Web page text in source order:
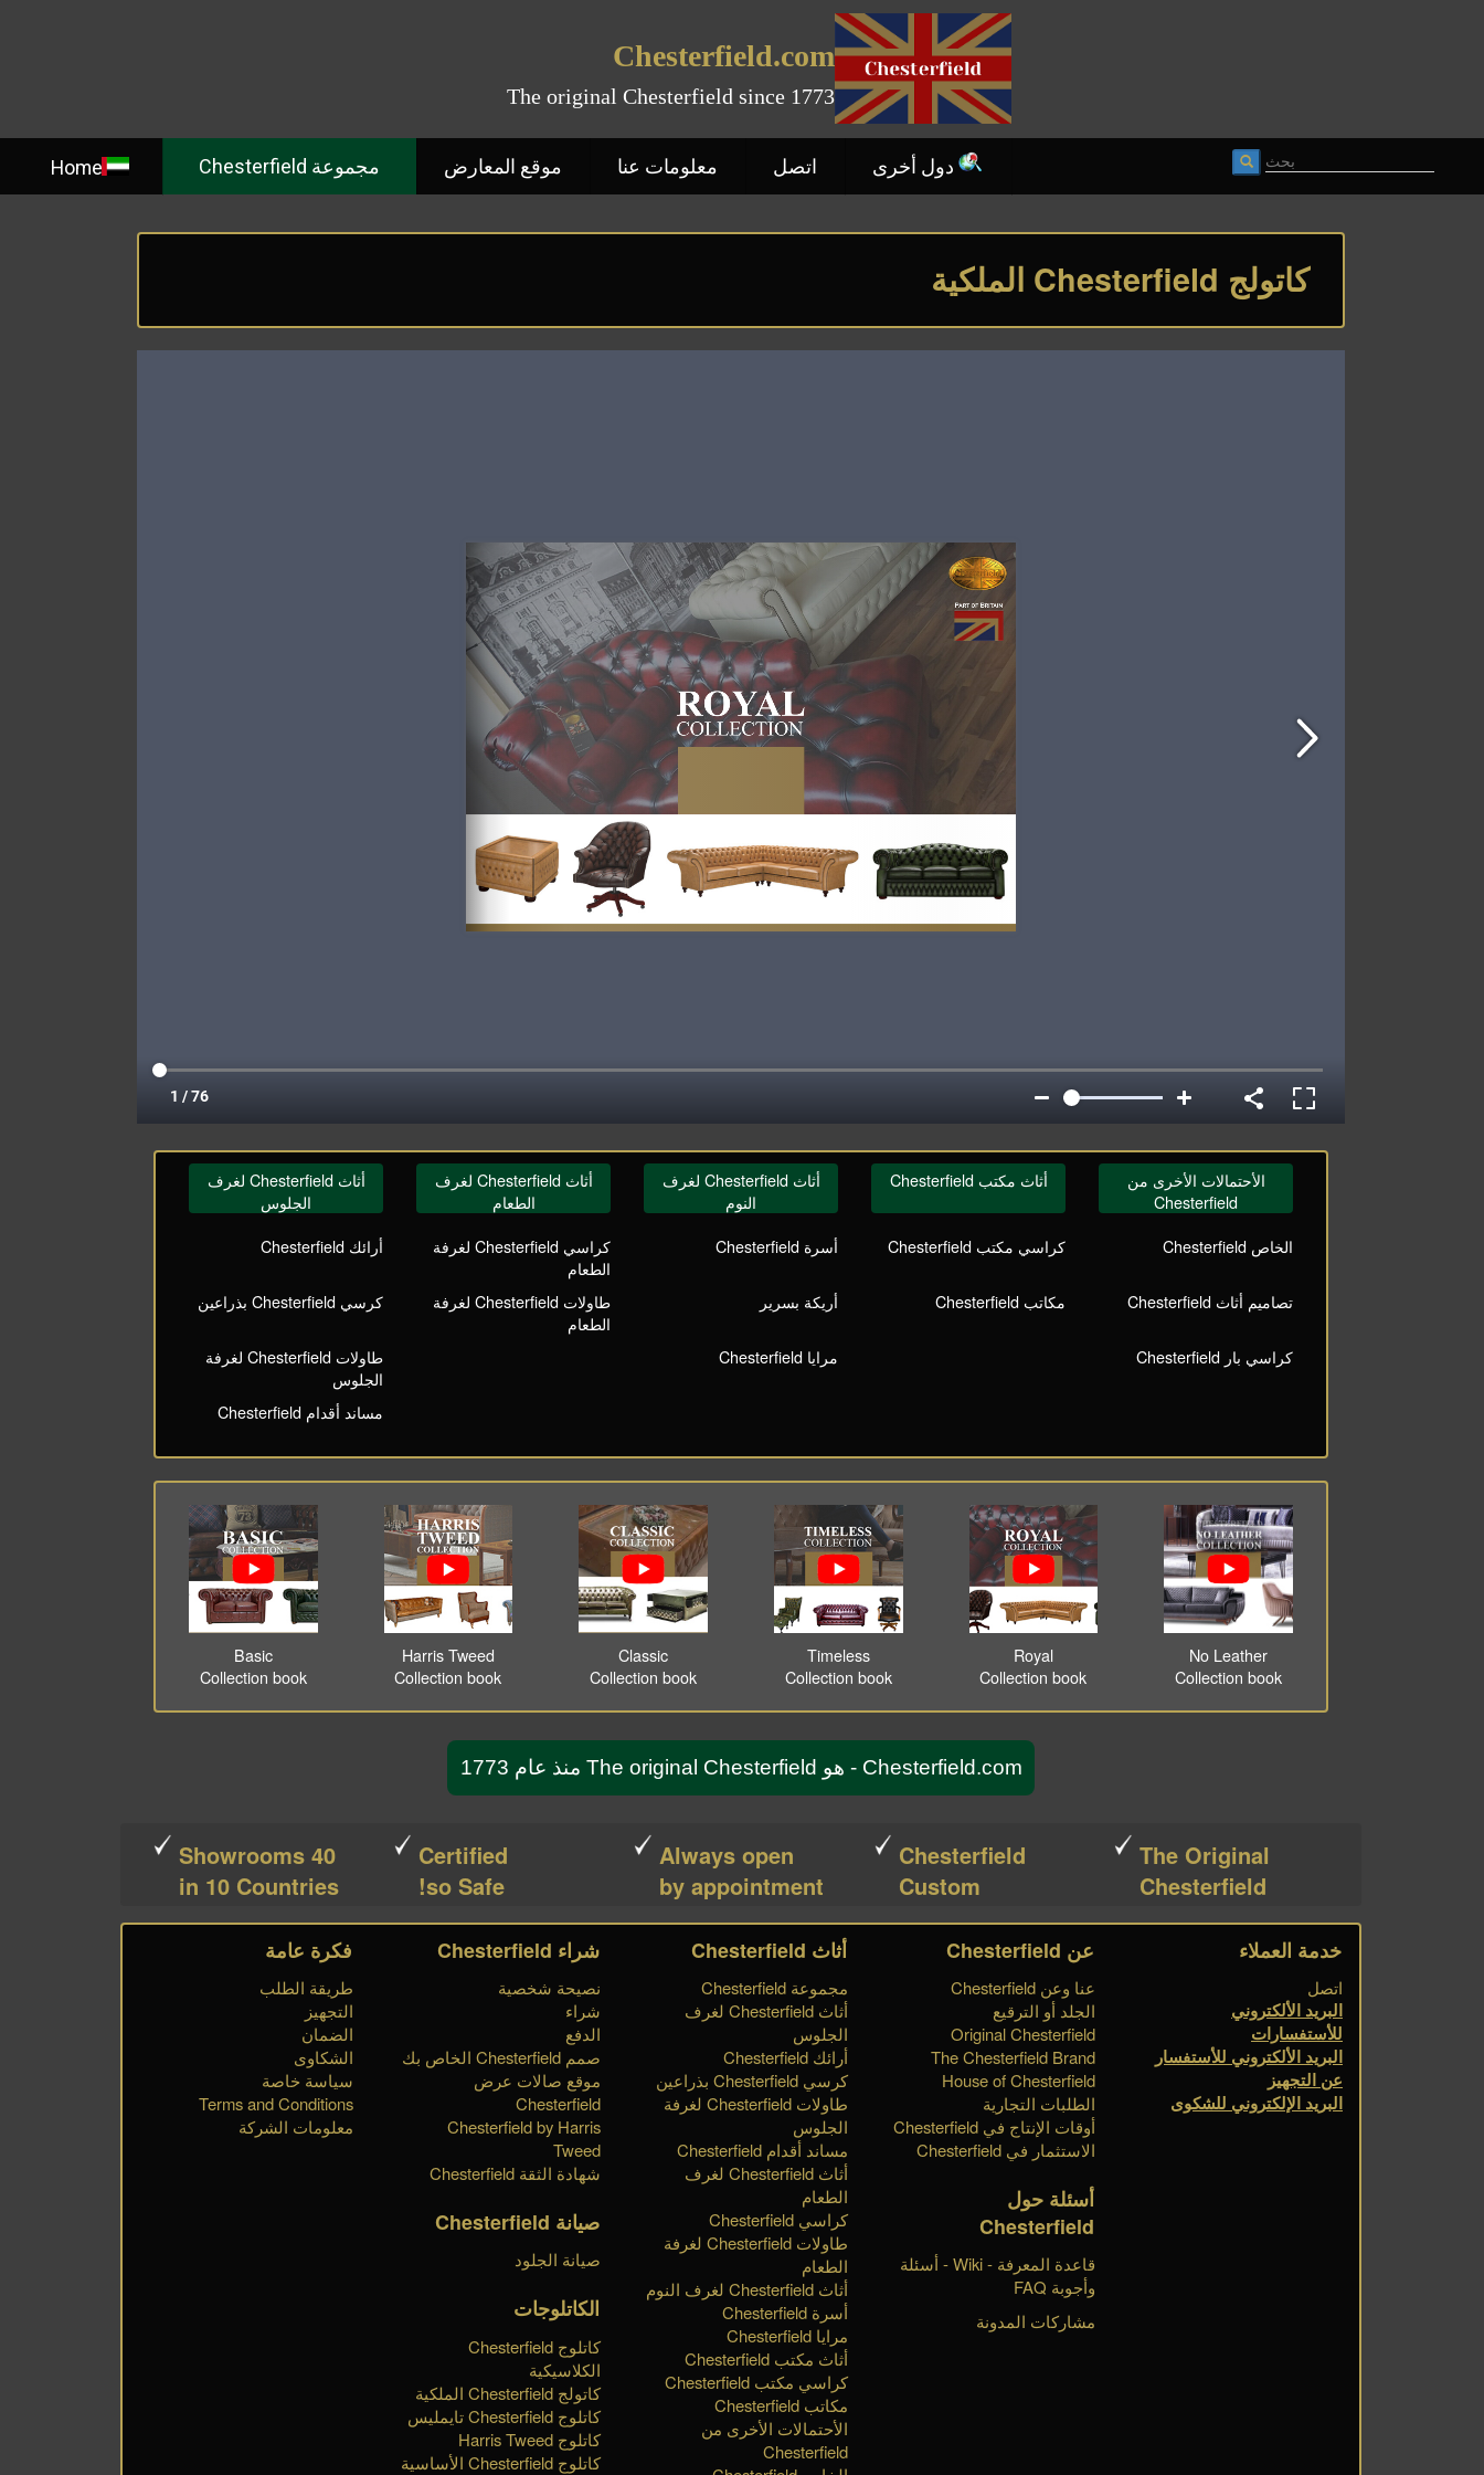
Chesterfield.com
The original Chesterfield since 1773
Home مجموعة Chesterfield موقع المعارض معلومات عنا اتصل دول أخرى
كاتولج Chesterfield الملكية
أثاث Chesterfield لغرف
الجلوس
أرائك Chesterfield
كرسي Chesterfield بذراعين
طاولات Chesterfield لغرفة
الجلوس
مساند أقدام Chesterfield
أثاث Chesterfield لغرف
الطعام
كراسي Chesterfield لغرفة
الطعام
طاولات Chesterfield لغرفة
الطعام
أثاث Chesterfield لغرف
النوم
أسرة Chesterfield
أريكة بسرير
مرايا Chesterfield
أثاث مكتب Chesterfield
كراسي مكتب Chesterfield
مكاتب Chesterfield
الأحتمالات الأخرى من
Chesterfield
الخاص Chesterfield
تصاميم أثاث Chesterfield
كراسي بار Chesterfield
Basic
Collection book
Harris Tweed
Collection book
Classic
Collection book
Timeless
Collection book
Royal
Collection book
No Leather
Collection book
Chesterfield.com - هو The original Chesterfield منذ عام 1773
40 Showrooms
in 10 Countries
Certified
so Safe!
Always open
by appointment
Chesterfield
Custom
The Original
Chesterfield
فكرة عامة
طريقة الطلب
التجهيز
الضمان
الشكاوى
سياسة خاصة
Terms and Conditions
معلومات الشركة
شراء Chesterfield
نصيحة شخصية
شراء
الدفع
صمم Chesterfield الخاص بك
موقع صالات عرض
Chesterfield
Chesterfield by Harris
Tweed
شهادة الثقة Chesterfield
صيانة Chesterfield
صيانة الجلود
الكاتلوجات
كاتلوج Chesterfield
الكلاسيكية
كاتولج Chesterfield الملكية
كاتلوج Chesterfield تايمليس
كاتلوج Harris Tweed
كاتلوج Chesterfield الأساسية
أثاث Chesterfield
مجموعة Chesterfield
أثاث Chesterfield لغرف
الجلوس
أرائك Chesterfield
كرسي Chesterfield بذراعين
طاولات Chesterfield لغرفة
الجلوس
مساند أقدام Chesterfield
أثاث Chesterfield لغرف
الطعام
كراسي Chesterfield
طاولات Chesterfield لغرفة
الطعام
أثاث Chesterfield لغرف النوم
أسرة Chesterfield
مرايا Chesterfield
أثاث مكتب Chesterfield
كراسي مكتب Chesterfield
مكاتب Chesterfield
الأحتمالات الأخرى من
Chesterfield
عن Chesterfield
عنا وعن Chesterfield
الجلد أو الترقيع
Original Chesterfield
The Chesterfield Brand
House of Chesterfield
الطلبات التجارية
أوقات الإنتاج في Chesterfield
الاستثمار في Chesterfield
أسئلة حول
Chesterfield
قاعدة المعرفة - Wiki - أسئلة
وأجوبة FAQ
مشاركات المدونة
خدمة العملاء
اتصل
البريد الألكتروني
للأستفسارات
البريد الألكتروني للأستفسار
عن التجهيز
البريد الإلكتروني للشكوى